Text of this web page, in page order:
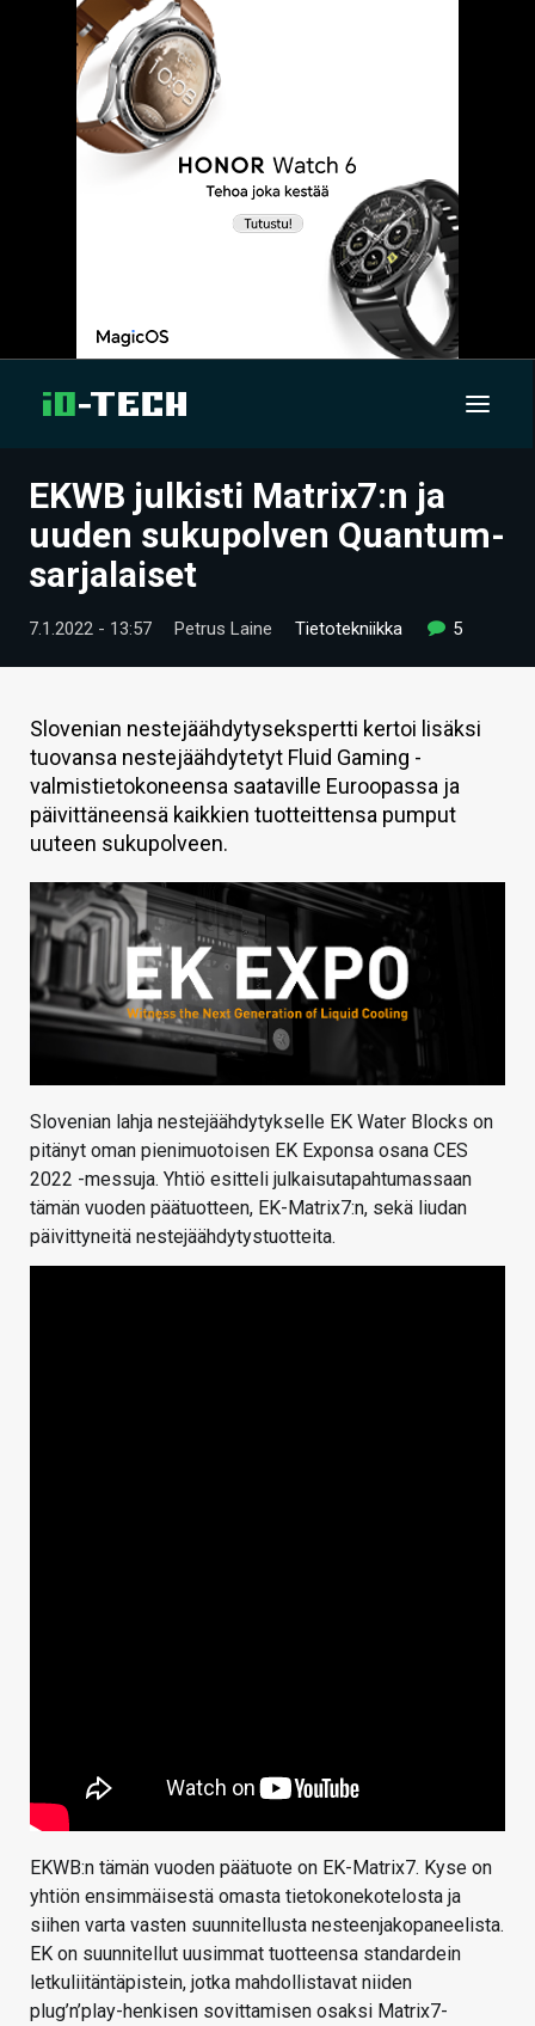
UUTISET
ARTIKKELIT
VIDEOT
TECHBBS
TIETOA
HINTA.FI
KAUPPA
HAKU
EKWB julkisti Matrix7:n ja
uuden sukupolven Quantum-
sarjalaiset
7.1.2022 - 13:57 Petrus Laine Tietotekniikka 5
Slovenian nestejäähdytysekspertti kertoi lisäksi
tuovansa nestejäähdytetyt Fluid Gaming -
valmistietokoneensa saataville Euroopassa ja
päivittäneensä kaikkien tuotteittensa pumput
uuteen sukupolveen.
Slovenian lahja nestejäähdytykselle EK Water Blocks on
pitänyt oman pienimuotoisen EK Exponsa osana CES
2022 -messuja. Yhtiö esitteli julkaisutapahtumassaan
tämän vuoden päätuotteen, EK-Matrix7:n, sekä liudan
päivittyneitä nestejäähdytystuotteita.
EKWB:n tämän vuoden päätuote on EK-Matrix7. Kyse on
yhtiön ensimmäisestä omasta tietokonekotelosta ja
siihen varta vasten suunnitellusta nesteenjakopaneelista.
EK on suunnitellut uusimmat tuotteensa standardein
letkuliitäntäpistein, jotka mahdollistavat niiden
plug’n’play-henkisen sovittamisen osaksi Matrix7-